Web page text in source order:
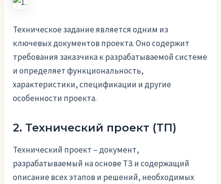
Техническое задание является одним из
ключевых документов проекта. Оно содержит
требования заказчика к разрабатываемой системе
и определяет функциональность,
характеристики, спецификации и другие
особенности проекта.
2. Технический проект (ТП)
Технический проект – документ,
разрабатываемый на основе ТЗ и содержащий
описание всех этапов и решений, необходимых